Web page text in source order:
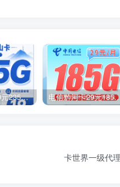
电信万山卡19元235G+100分钟+广东省专属！ 电信黔河卡29元185G+200分钟+贵州专属！
卡世界一级代